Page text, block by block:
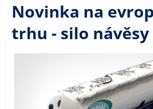
Novinka na
trhu - silo návěsy